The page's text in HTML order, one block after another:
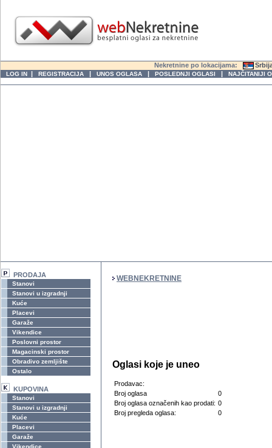
Nekretnine po lokacijama:
LOG IN | REGISTRACIJA | UNOS OGLASA | POSLEDNJI OGLASI | NAJČITANIJI
PRODAJA
Stanovi
Stanovi u izgradnji
Kuće
Placevi
Garaže
Vikendice
Poslovni prostor
Magacinski prostor
Obradivo zemljište
Ostalo
KUPOVINA
Stanovi
Stanovi u izgradnji
Kuće
Placevi
Garaže
Vikendice
WEBNEKRETNINE
Oglasi koje je uneo
Prodavac:
Broj oglasa
0
Broj oglasa označenih kao prodati: 0
Broj pregleda oglasa:
0